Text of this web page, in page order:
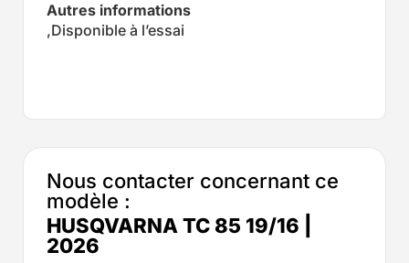
Autres informations
,Disponible à l’essai
Nous contacter concernant ce
modèle :
HUSQVARNA TC 85 19/16 |
2026